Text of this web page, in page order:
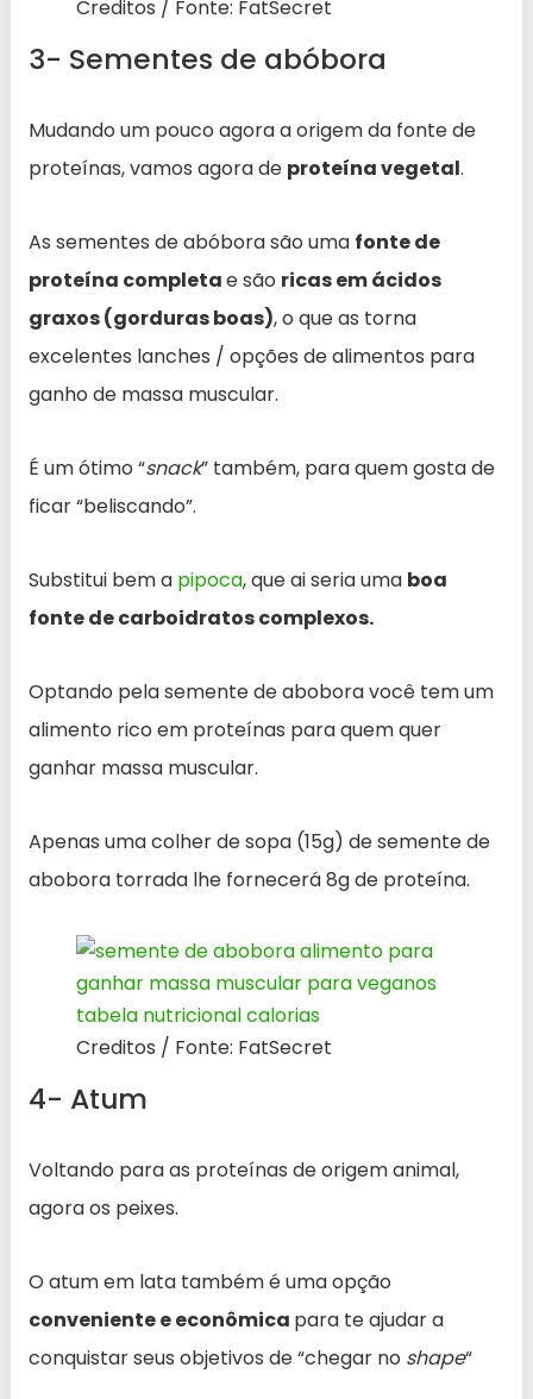
Creditos / Fonte: FatSecret
3- Sementes de abóbora
Mudando um pouco agora a origem da fonte de
proteínas, vamos agora de proteína vegetal.
As sementes de abóbora são uma fonte de
proteína completae são ricas em ácidos
graxos (gorduras boas), o que as torna
excelentes lanches / opções de alimentos para
ganho de massa muscular.
É um ótimo “snack” também, para quem gosta de
ficar “beliscando”.
Substitui bem a pipoca, que ai seria uma boa
fonte de carboidratos complexos.
Optando pela semente de abobora você tem um
alimento rico em proteínas para quem quer
ganhar massa muscular.
Apenas uma colher de sopa (15g) de semente de
abobora torrada lhe fornecerá 8g de proteína.
Creditos / Fonte: FatSecret
4- Atum
Voltando para as proteínas de origem animal,
agora os peixes.
O atum em lata também é uma opção
conveniente e econômica para te ajudar a
conquistar seus objetivos de “chegar no shape“